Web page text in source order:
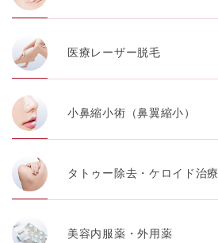
医療レーザー脱毛
小鼻縮小術（鼻翼縮小）
タトゥー除去・ケロイド治療
美容内服薬・外用薬